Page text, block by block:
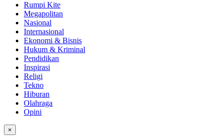
Rumpi Kite
Megapolitan
Nasional
Internasional
Ekonomi & Bisnis
Hukum & Kriminal
Pendidikan
Inspirasi
Religi
Tekno
Hiburan
Olahraga
Opini
×